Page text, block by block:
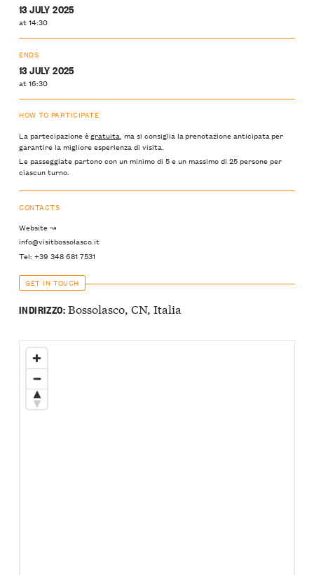
13 JULY 2025
at 14:30
ENDS
13 JULY 2025
at 16:30
HOW TO PARTICIPATE
La partecipazione ègratuita, ma si consiglia la prenotazione anticipata per
garantire la migliore esperienza di visita.
Le passeggiate partono con un minimo di 5 e un massimo di 25 persone per
ciascun turno.
CONTACTS
Website ↝
info@visitbossolasco.it
Tel: +39 348 681 7531
GET IN TOUCH
INDIRIZZO:Bossolasco, CN, Italia